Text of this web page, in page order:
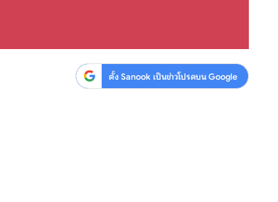
ตั้ง Sanook เป็นข่าวโปรดบน Google